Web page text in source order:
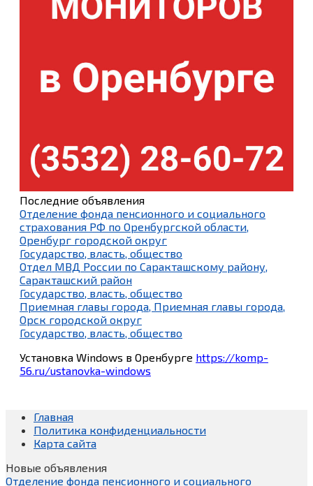
Последние объявления
Отделение фонда пенсионного и социального
страхования РФ по Оренбургской области,
Оренбург городской округ
Государство, власть, общество
Отдел МВД России по Саракташскому району,
Саракташский район
Государство, власть, общество
Приемная главы города, Приемная главы города,
Орск городской округ
Государство, власть, общество
Установка Windows в Оренбурге https://komp-
56.ru/ustanovka-windows
Главная
Политика конфиденциальности
Карта сайта
Новые объявления
Отделение фонда пенсионного и социального